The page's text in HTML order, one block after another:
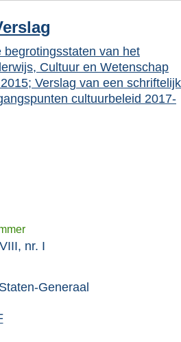
begrotingsstaten van het
Cultuur en Wetenschap
Verslag van een schriftelijk
cultuurbeleid 2017-
nr. I
Generaal